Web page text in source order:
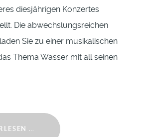
diesjährigen Konzertes
Die abwechslungsreichen
Sie zu einer musikalischen
Thema Wasser mit all seinen
…